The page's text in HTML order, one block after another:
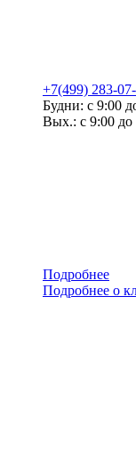
+7(499) 283-
Будни: с 9:00
Вых.: с 9:00 до
Подробнее
Подробнее о